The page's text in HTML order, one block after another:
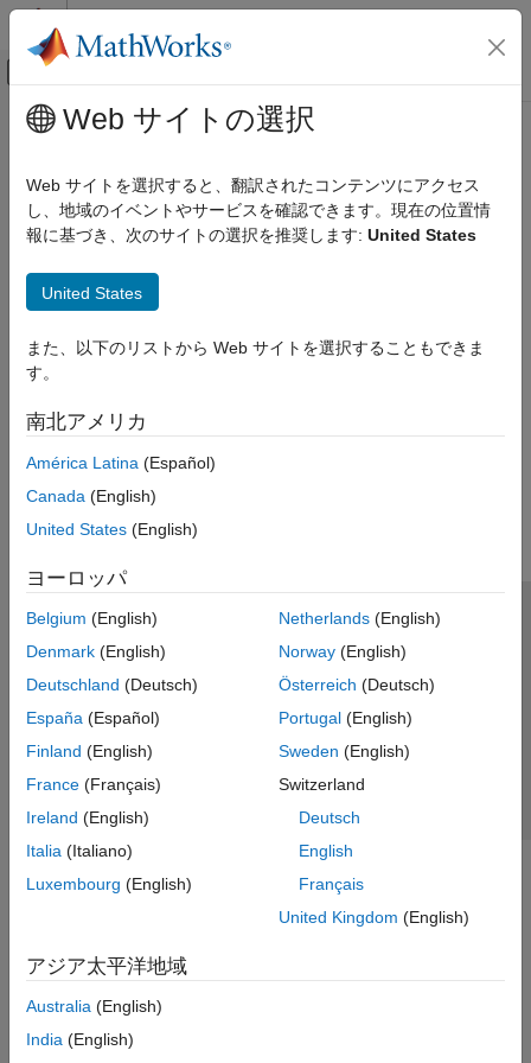
コンテンツへスキップ
オフキャンバス ナビゲーション メ
ドキュメンテーションのホーム
メインコンテンツ
Web サイトの選択
Web サイトを選択すると、翻訳されたコンテンツにアクセス
し、地域のイベントやサービスを確認できます。現在の位置情
報に基づき、次のサイトの選択を推奨します: United States
United States
また、以下のリストから Web サイトを選択することもできま
す。
南北アメリカ
América Latina (Español)
Canada (English)
United States (English)
ヨーロッパ
Belgium (English)
Denmark (English)
Deutschland (Deutsch)
España (Español)
Finland (English)
France (Français)
Ireland (English)
Italia (Italiano)
Luxembourg (English)
Netherlands(English)
Norway(English)
Österreich (Deutsch)
Portugal(English)
Sweden (English)
Switzerland
Deutsch
English
Français
United Kingdom (English)
アジア太平洋地域
Australia (English)
India (English)
トラストセンター
プライバシー ポリシー
違法コピー防止
アプリケーション ステータス
© 1994-2026 The MathWorks, Inc.